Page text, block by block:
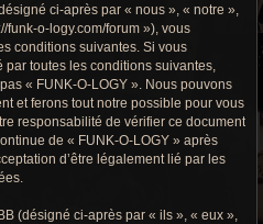
h
c
ci-après par « nous », « notre »,
funk-o-logy.com/forum »), vous
conditions suivantes. Si vous
par toutes les conditions suivantes,
« FUNK-O-LOGY ». Nous pouvons
et ferons tout notre possible pour vous
responsabilité de vérifier ce document
de « FUNK-O-LOGY » après
d’être légalement lié par les
(désigné ci-après par « ils », « eux »,